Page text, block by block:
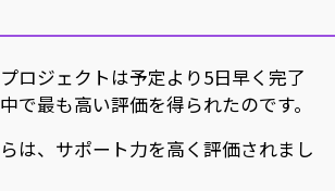
ロジェクトは予定より5日早く完了
で最も高い評価を得られたのです。
は、サポート力を高く評価されまし